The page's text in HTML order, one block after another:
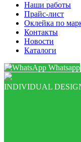
Наши работы
Прайс-лист
Оклейка по
Контакты
Новости
Каталоги
Whatsapp
INDIVIDUAL